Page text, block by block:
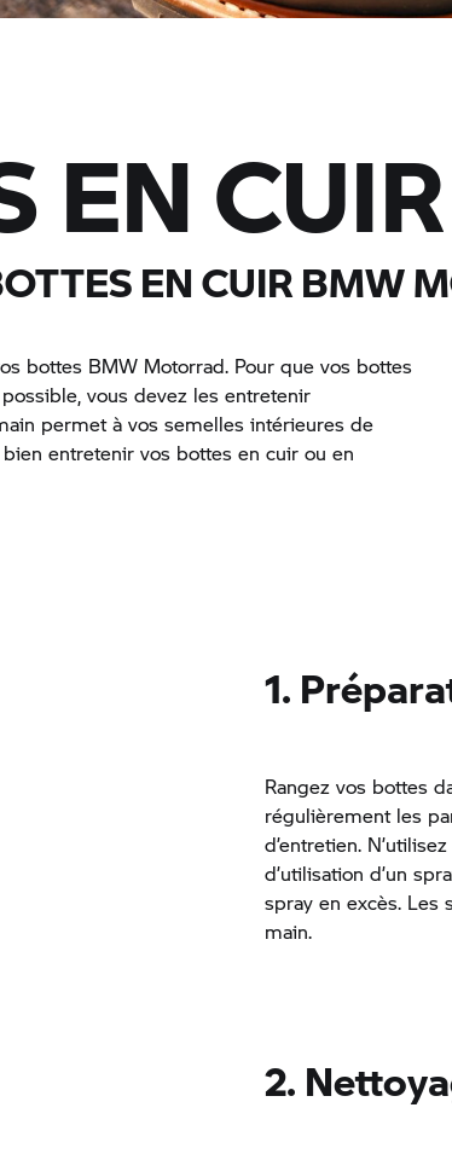
EN CUIR
EN CUIRBMW
bottes BMW Motorrad. Pour que vos bottes
vous devez les entretenir
permet à vos semelles intérieures de
entretenir vos bottes en cuir ou en
1.
Rangez vos bottes
régulièrement les
d’entretien.
d’utilisation d’un
spray en excès. Les
main.
2.